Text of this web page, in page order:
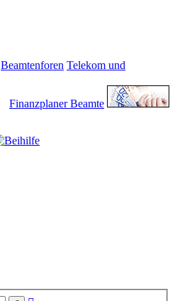
Beamtenforen Telekom und
Finanzplaner Beamte